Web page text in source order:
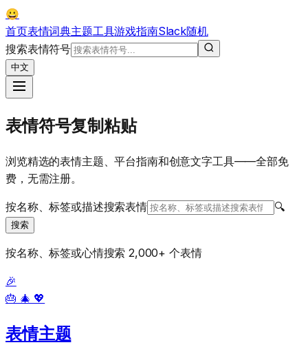
😀
首页表情词典主题工具游戏指南Slack随机
搜索表情符号
中文
表情符号复制粘贴
浏览精选的表情主题、平台指南和创意文字工具——全部免
费，无需注册。
按名称、标签或描述搜索表情 🔍
搜索
按名称、标签或心情搜索 2,000+ 个表情
🎉
🎂 🎄 💖
表情主题